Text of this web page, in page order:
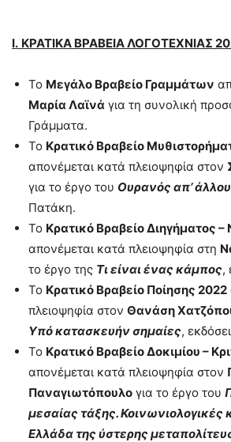
Ι. ΚΡΑΤΙΚΑ ΒΡΑΒΕΙΑ ΛΟΓΟΤΕΧΝΙΑΣ
Το Μεγάλο Βραβείο Γραμμάτων
Μαρία Λαϊνά για τη συνολική
Γράμματα.
Το Κρατικό Βραβείο
απονέμεται κατά πλειοψηφία στον
για το έργο του Ουρανός απ’
Πατάκη.
Το Κρατικό Βραβείο Διηγήματος
απονέμεται κατά πλειοψηφία στη
το έργο της Τι είναι ένας κάμπος,
Το Κρατικό Βραβείο Ποίησης 2022
πλειοψηφία στον Θανάση
Υπό κατασκευήν σημαίες,
Το Κρατικό Βραβείο Δοκιμίου –
απονέμεται κατά πλειοψηφία στον
Παναγιωτόπουλο για το έργο του
μεσαίας τάξης.
Ελλάδα της ύστερης